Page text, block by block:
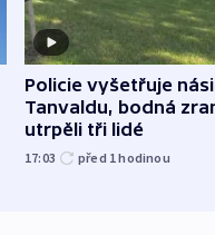
Policie vyšetřuje
Tanvaldu, bodná
utrpěli tři lidé
17:03 před 1hodinou